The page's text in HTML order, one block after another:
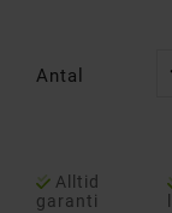
Antal
Alltid
garanti